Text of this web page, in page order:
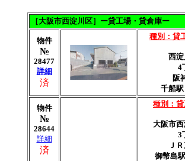
［大阪市西淀川区］ー貸工場・貸倉庫ー
物件
№
28477
詳細
済
種別：貸
西
4
阪
千船
物件
№
28644
詳細
済
種別：
大阪市
3
Ｊ
御幣島